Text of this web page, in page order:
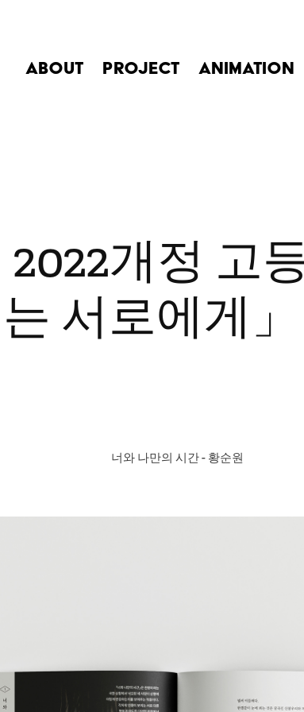
ABOUT PROJECT ANIMATION
개정 고
서로에게」
너와 나만의 시간 - 황순원